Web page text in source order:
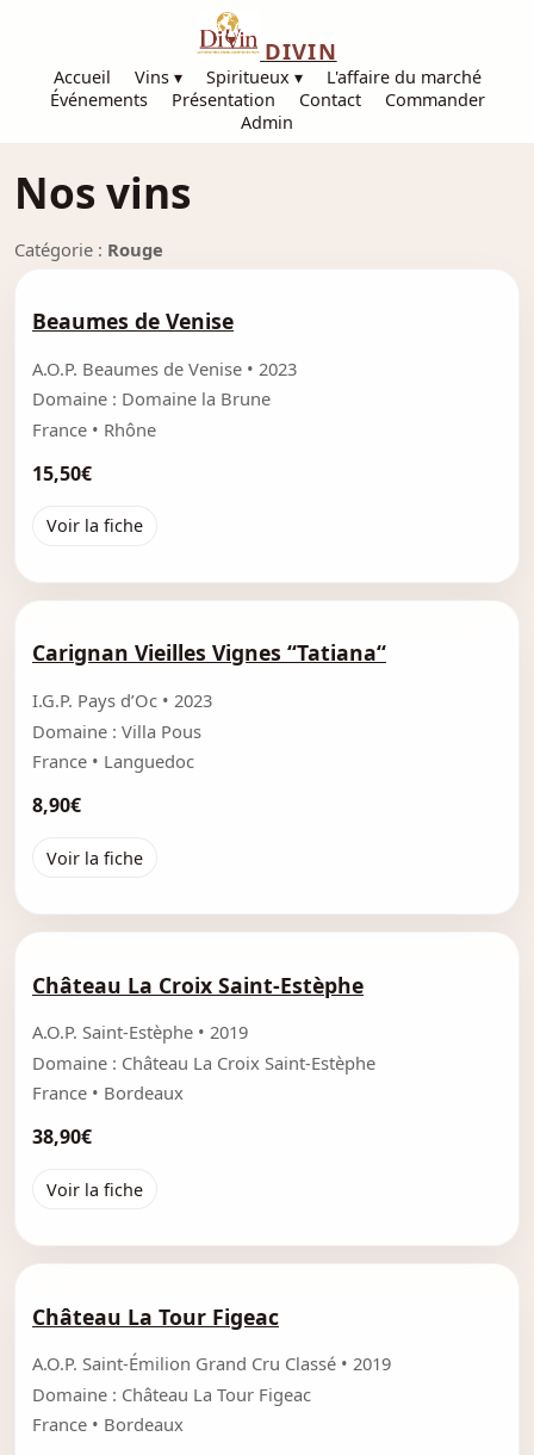
DIVIN
Accueil Vins ▾ Spiritueux ▾
L'affaire du marché
Événements
Présentation Contact
Commander
Admin
Nos vins
Catégorie : Rouge
Beaumes de Venise
A.O.P. Beaumes de Venise • 2023
Domaine : Domaine la Brune
France • Rhône
15,50€
Voir la fiche
Carignan Vieilles Vignes “Tatiana“
I.G.P. Pays d’Oc • 2023
Domaine : Villa Pous
France • Languedoc
8,90€
Voir la fiche
Château La Croix Saint-Estèphe
A.O.P. Saint-Estèphe • 2019
Domaine : Château La Croix Saint-Estèphe
France • Bordeaux
38,90€
Voir la fiche
Château La Tour Figeac
A.O.P. Saint-Émilion Grand Cru Classé • 2019
Domaine : Château La Tour Figeac
France • Bordeaux